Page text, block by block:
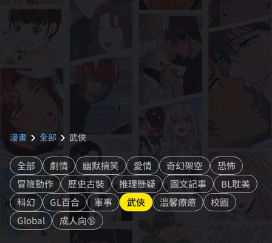
漫畫 chevron_right 全部 chevron_right 武俠
全部 劇情 幽默搞笑 愛情 奇幻架空
恐怖
冒險動作
歷史古裝 推理懸疑 圖文記事
BL耽美
科幻
GL百合 軍事 武俠 溫馨療癒
校園
Global
成人向🔞